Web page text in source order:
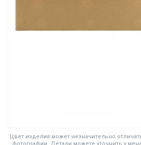
Цвет изделия может незначительно
фотографии. Детали можете уточнить у